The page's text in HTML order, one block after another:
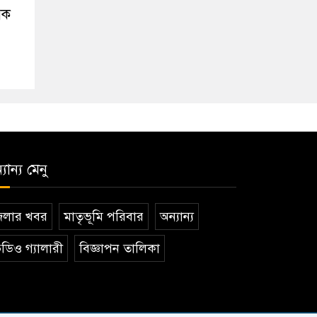
মেনু
খবর মাতৃভূমি পরিবার অন্যান্য
গ্যালারী বিজ্ঞাপন তালিকা